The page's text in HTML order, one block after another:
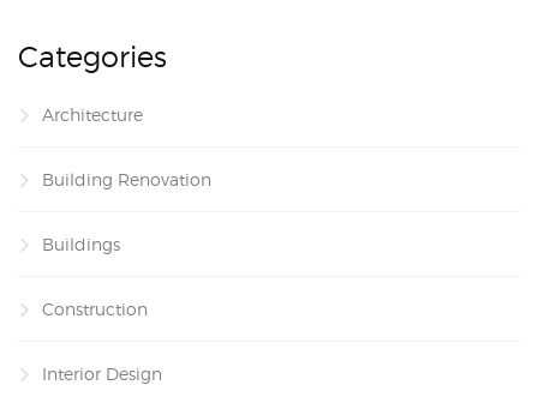
Categories
Architecture
Building Renovation
Buildings
Construction
Interior Design